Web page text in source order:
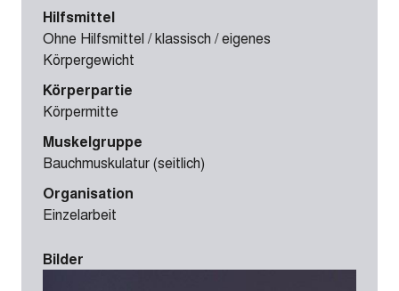
Hilfsmittel
Ohne Hilfsmittel / klassisch / eigenes
Körpergewicht
Körperpartie
Körpermitte
Muskelgruppe
Bauchmuskulatur (seitlich)
Organisation
Einzelarbeit
Bilder